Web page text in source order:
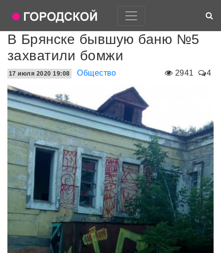
В Брянске бывшую баню №5
захватили бомжи
2941 4
17 июля 2020 19:08 Общество